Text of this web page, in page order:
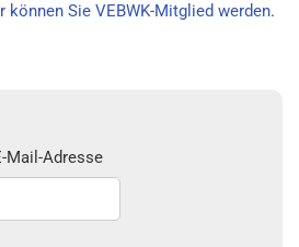
können Sie VEBWK-Mitglied werden.
Mail-Adresse